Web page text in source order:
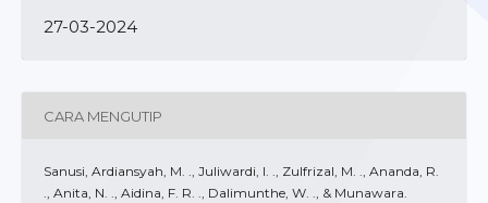
27-03-2024
CARA MENGUTIP
Sanusi, Ardiansyah, M. ., Juliwardi, I. ., Zulfrizal, M. ., Ananda, R.
., Anita, N. ., Aidina, F. R. ., Dalimunthe, W. ., & Munawara.